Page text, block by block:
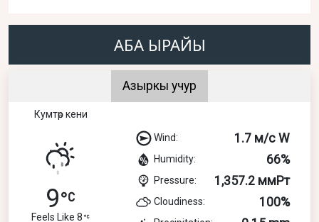
АБА ЫРАЙЫ
Азыркы учур
Кумтөр кени
9
Feels Like 8
Wind: 1.7 м/с W
Humidity: 66%
Pressure: 1,357.2 ммРт
Cloudiness: 100%